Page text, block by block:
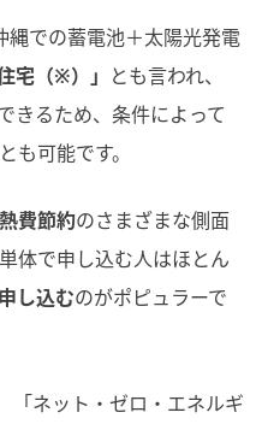
縄での蓄電池＋太陽光発電
宅（※）」 とも言われ、
きるため、条件によって
も可能です。
費節約のさまざまな側面
体で申し込む人はほとん
し込むのがポピュラーで
ネット・ゼロ・エネルギ